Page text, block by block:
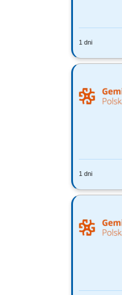
1 dni
1 dni